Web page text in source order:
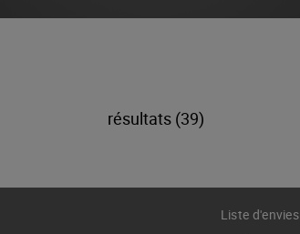
résultats (39)
Liste d'envies